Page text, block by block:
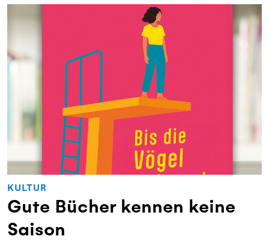
KULTUR
Gute Bücher kennen keine
Saison